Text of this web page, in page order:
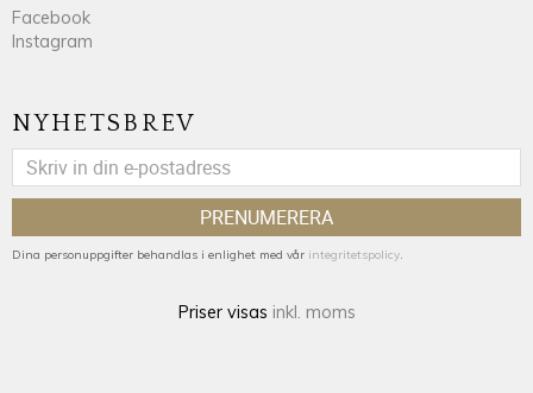
Facebook
Instagram
NYHETSBREV
PRENUMERERA
Dina personuppgifter behandlas i enlighet med vår integritetspolicy.
Priser visas inkl. moms